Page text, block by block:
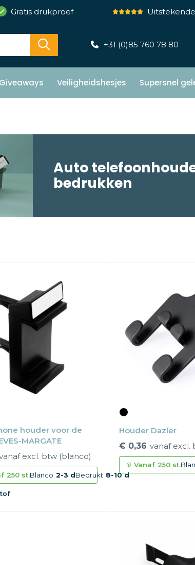
Gratis drukproef
+31 (0)85 760 78 80
Giveaways Veiligheidshesjes Supersnel
Auto
bedrukken
houder voor de
MARGATE
excl. btw (blanco)
250 st.Blanco 2-3 dBedrukt 8-10 d
Houder Dazler
€ 0,36 vanaf excl.
Vanaf 250 st.